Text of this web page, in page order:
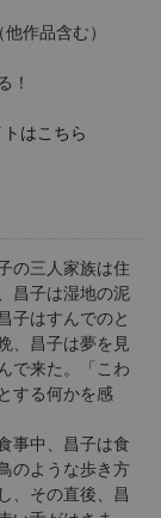
作品含む）
！
はこちら
の三人家族は住
昌子は湿地の泥
子はすんでのと
、昌子は夢を見
で来た。「こわ
する何かを感
事中、昌子は食
のような歩き方
、その直後、昌